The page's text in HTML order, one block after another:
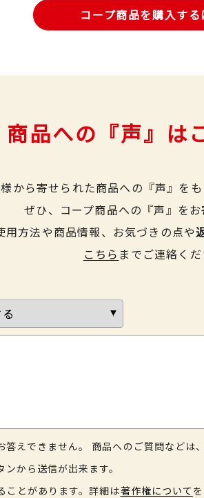
コープ商品を購入する
商品への『声』は
から寄せられた商品への『声』を
ぜひ、コープ商品への『声』をお
用方法や商品情報、お気づきの点や
こちら までご連絡く
えできません。 商品へのご質問などは、
から送信が出来ます。
とがあります。詳細は著作権について